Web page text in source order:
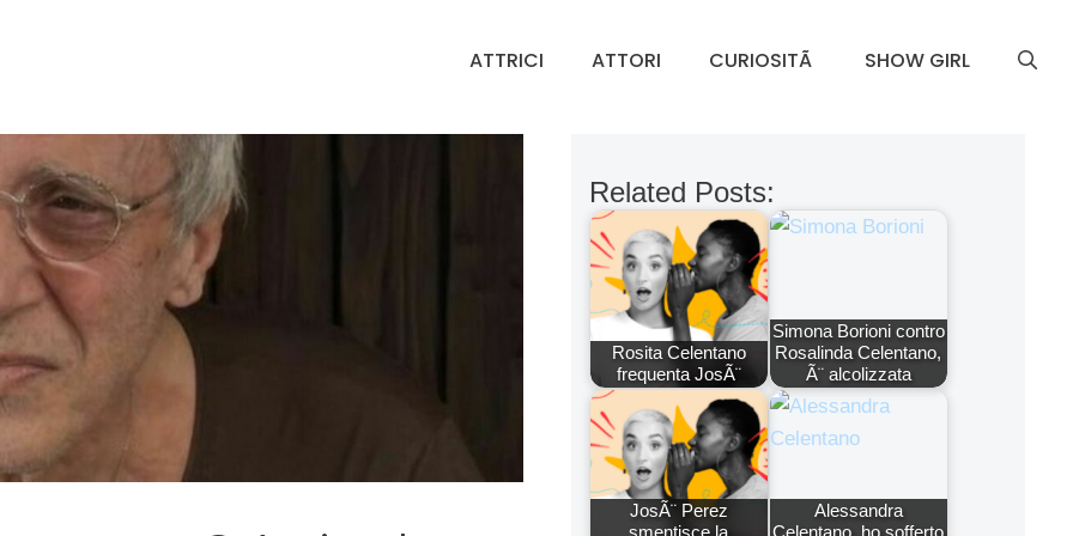
ATTRICI ATTORI CURIOSITÃ SHOW GIRL
Related Posts:
Rosita Celentano
frequenta JosÃ¨
Simona Borioni contro
Rosalinda Celentano,
Ã¨ alcolizzata
JosÃ¨ Perez
Alessandra